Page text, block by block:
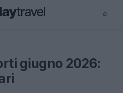
⌕
giugno 2026: